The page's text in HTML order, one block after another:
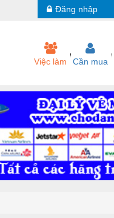
Đăng nhập
Việc làm Cần mua